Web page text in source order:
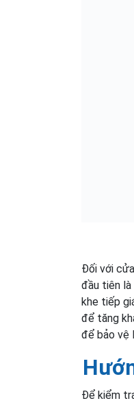
Đối với
đầu tiên là
khe tiếp
để tăng
để bảo vệ
Để kiểm